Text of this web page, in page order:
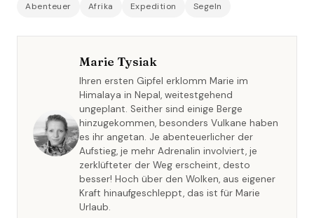
Abenteuer Afrika Expedition Segeln
Marie Tysiak
Ihren ersten Gipfel erklomm Marie im
Himalaya in Nepal, weitestgehend
ungeplant. Seither sind einige Berge
hinzugekommen, besonders Vulkane haben
es ihr angetan. Je abenteuerlicher der
Aufstieg, je mehr Adrenalin involviert, je
zerklüfteter der Weg erscheint, desto
besser! Hoch über den Wolken, aus eigener
Kraft hinaufgeschleppt, das ist für Marie
Urlaub.